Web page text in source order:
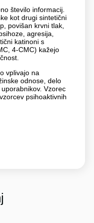
število informacij.
kot drugi sintetični
povišan krvni tlak,
agresija,
katinoni s
4-CMC) kažejo
vplivajo na
odnose, delo
Vzorec
psihoaktivnih